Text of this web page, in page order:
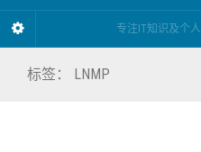
专注IT知识及个
标签： LNMP